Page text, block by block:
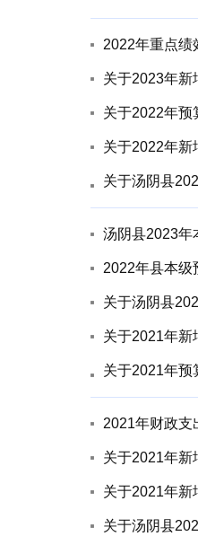
2022年重点绩
关于2023年新
关于2022年预
关于2022年新
关于汤阴县
汤阴县2023年
2022年县本级
关于汤阴县
关于2021年新
关于2021年预
2021年财政支
关于2021年新
关于2021年新
关于汤阴县